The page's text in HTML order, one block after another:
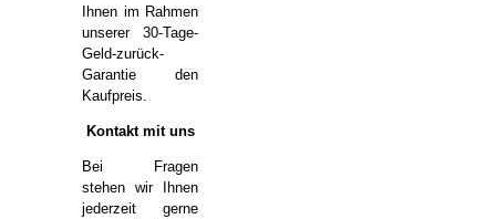
Ihnen im Rahmen
unserer 30-Tage-
Geld-zurück-
Garantie den
Kaufpreis.
Kontakt mit uns
Bei Fragen
stehen wir Ihnen
jederzeit gerne